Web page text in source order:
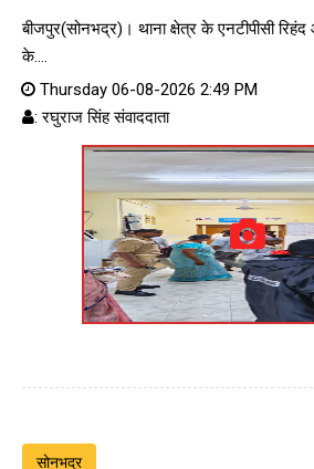
बीजपुर(सोनभद्र)। थाना क्षेत्र के एनटीपीसी
के....
Thursday 06-08-2026 2:49 PM
: रघुराज सिंह संवाददाता
सोनभद्र